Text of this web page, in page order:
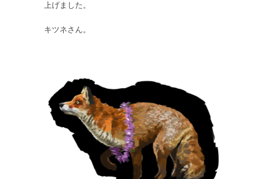
上げました。
キツネさん。